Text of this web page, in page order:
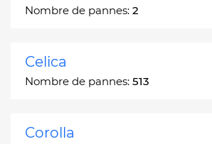
Nombre de pannes: 2
Celica
Nombre de pannes: 513
Corolla